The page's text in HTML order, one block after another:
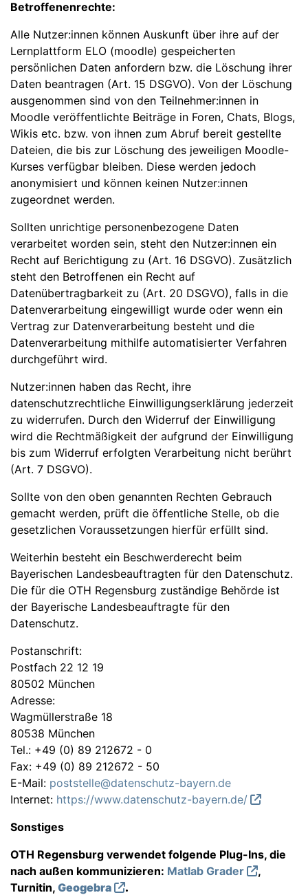
Betroffenenrechte:
Alle Nutzer:innen können Auskunft über ihre auf der
Lernplattform ELO (moodle) gespeicherten
persönlichen Daten anfordern bzw. die Löschung ihrer
Daten beantragen (Art. 15 DSGVO). Von der Löschung
ausgenommen sind von den Teilnehmer:innen in
Moodle veröffentlichte Beiträge in Foren, Chats, Blogs,
Wikis etc. bzw. von ihnen zum Abruf bereit gestellte
Dateien, die bis zur Löschung des jeweiligen Moodle-
Kurses verfügbar bleiben. Diese werden jedoch
anonymisiert und können keinen Nutzer:innen
zugeordnet werden.
Sollten unrichtige personenbezogene Daten
verarbeitet worden sein, steht den Nutzer:innen ein
Recht auf Berichtigung zu (Art. 16 DSGVO). Zusätzlich
steht den Betroffenen ein Recht auf
Datenübertragbarkeit zu (Art. 20 DSGVO), falls in die
Datenverarbeitung eingewilligt wurde oder wenn ein
Vertrag zur Datenverarbeitung besteht und die
Datenverarbeitung mithilfe automatisierter Verfahren
durchgeführt wird.
Nutzer:innen haben das Recht, ihre
datenschutzrechtliche Einwilligungserklärung jederzeit
zu widerrufen. Durch den Widerruf der Einwilligung
wird die Rechtmäßigkeit der aufgrund der Einwilligung
bis zum Widerruf erfolgten Verarbeitung nicht berührt
(Art. 7 DSGVO).
Sollte von den oben genannten Rechten Gebrauch
gemacht werden, prüft die öffentliche Stelle, ob die
gesetzlichen Voraussetzungen hierfür erfüllt sind.
Weiterhin besteht ein Beschwerderecht beim
Bayerischen Landesbeauftragten für den Datenschutz.
Die für die OTH Regensburg zuständige Behörde ist
der Bayerische Landesbeauftragte für den
Datenschutz.
Postanschrift:
Postfach 22 12 19
80502 München
Adresse:
Wagmüllerstraße 18
80538 München
Tel.: +49 (0) 89 212672 - 0
Fax: +49 (0) 89 212672 - 50
E-Mail: poststelle@datenschutz-bayern.de
Internet: https://www.datenschutz-bayern.de/
Sonstiges
OTH Regensburg verwendet folgende Plug-Ins, die
nach außen kommunizieren: Matlab Grader
,
Turnitin, Geogebra
.